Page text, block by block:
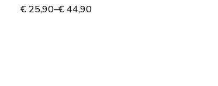
€25,90–€44,90